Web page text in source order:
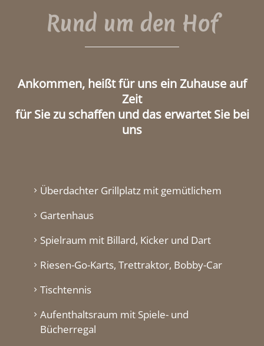
Rund um den Hof
Ankommen, heißt für uns ein Zuhause auf
Zeit
für Sie zu schaffen und das erwartet Sie bei
uns
Überdachter Grillplatz mit gemütlichem
Gartenhaus
Spielraum mit Billard, Kicker und Dart
Riesen-Go-Karts, Trettraktor, Bobby-Car
Tischtennis
Aufenthaltsraum mit Spiele- und
Bücherregal